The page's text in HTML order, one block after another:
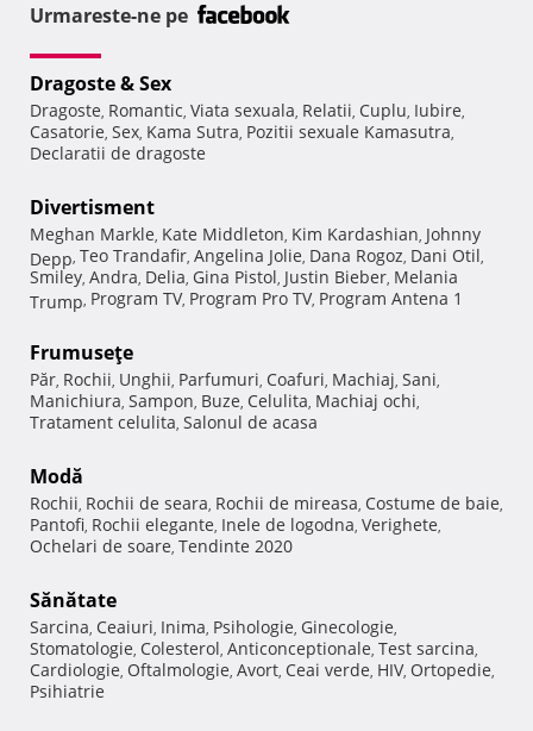
Urmareste-ne pe
Dragoste & Sex
Dragoste, Romantic, Viata sexuala, Relatii, Cuplu, Iubire,
Casatorie, Sex, Kama Sutra, Pozitii sexuale Kamasutra,
Declaratii de dragoste
Divertisment
Meghan Markle, Kate Middleton, Kim Kardashian, Johnny
Depp, Teo Trandafir, Angelina Jolie, Dana Rogoz, Dani Otil,
Smiley, Andra, Delia, Gina Pistol, Justin Bieber, Melania
Trump, Program TV, Program Pro TV, Program Antena 1
Frumuseţe
Păr, Rochii, Unghii, Parfumuri, Coafuri, Machiaj, Sani,
Manichiura, Sampon, Buze, Celulita, Machiaj ochi,
Tratament celulita, Salonul de acasa
Modă
Rochii, Rochii de seara, Rochii de mireasa, Costume de baie,
Pantofi, Rochii elegante, Inele de logodna, Verighete,
Ochelari de soare, Tendinte 2020
Sănătate
Sarcina, Ceaiuri, Inima, Psihologie, Ginecologie,
Stomatologie, Colesterol, Anticonceptionale, Test sarcina,
Cardiologie, Oftalmologie, Avort, Ceai verde, HIV, Ortopedie,
Psihiatrie